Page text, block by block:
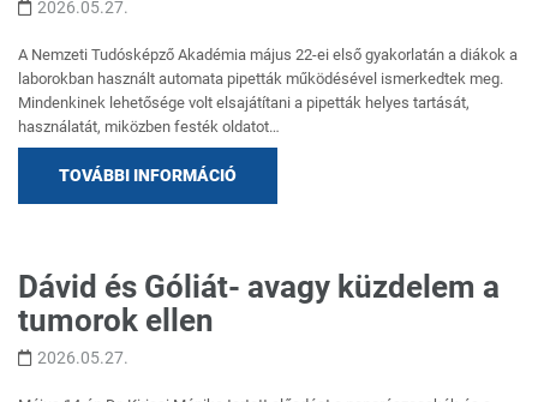
2026.05.27.
A Nemzeti Tudósképző Akadémia május 22-ei első gyakorlatán a diákok a
laborokban használt automata pipetták működésével ismerkedtek meg.
Mindenkinek lehetősége volt elsajátítani a pipetták helyes tartását,
használatát, miközben festék oldatot…
TOVÁBBI INFORMÁCIÓ
Dávid és Góliát- avagy küzdelem a
tumorok ellen
2026.05.27.